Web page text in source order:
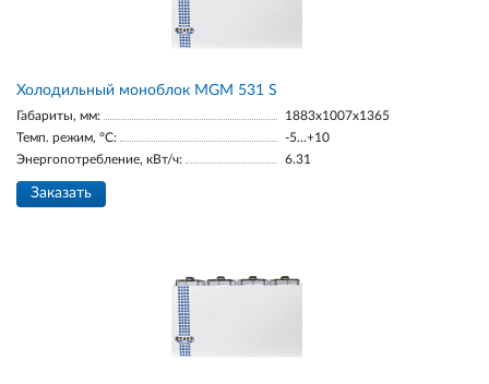
Холодильный моноблок MGМ 531 S
Габариты, мм:
1883х1007х1365
Темп. режим, °С:
-5...+10
Энергопотребление, кВт/ч:
6.31
Заказать